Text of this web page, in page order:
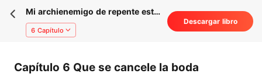
Mi archienemigo de repente está
obsesionado conmigo
6 Capítulo
Descargar libro
Capítulo 6 Que se cancele la boda